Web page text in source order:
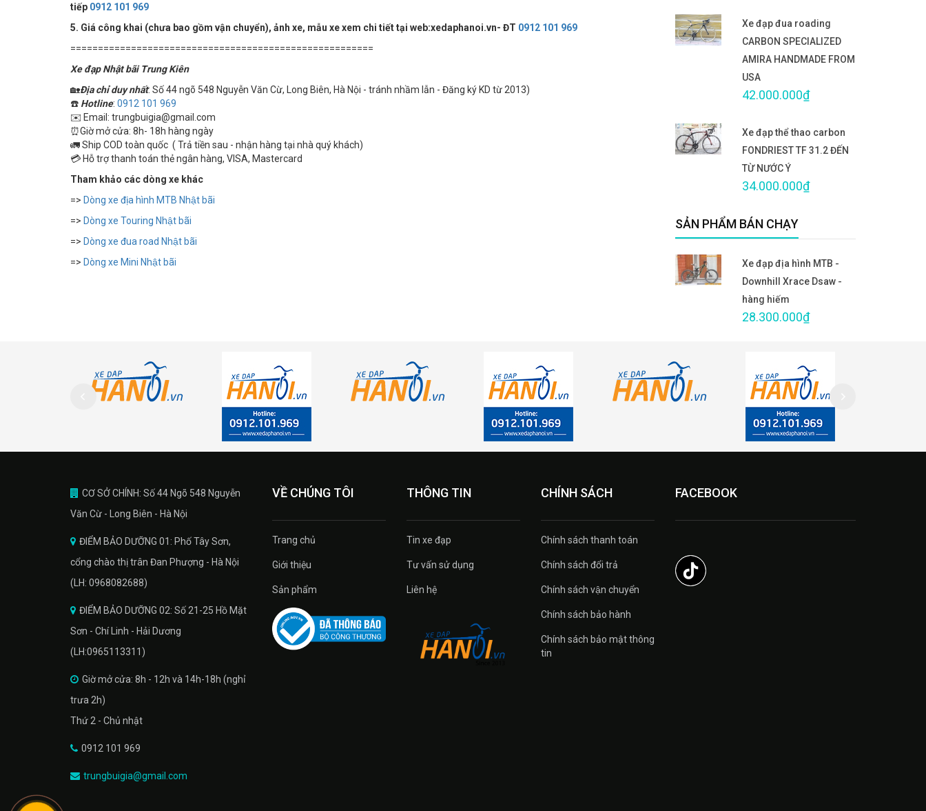
tiếp 0912 101 969
5. Giá công khai (chưa bao gồm vận chuyển), ảnh xe, mẫu xe xem chi tiết tại web:xedaphanoi.vn- ĐT 0912 101 969
=======================================================
Xe đạp Nhật bãi Trung Kiên
🏡Địa chỉ duy nhất: Số 44 ngõ 548 Nguyễn Văn Cừ, Long Biên, Hà Nội - tránh nhầm lẫn - Đăng ký KD từ 2013)
☎️ Hotline: 0912 101 969
✉️ Email: trungbuigia@gmail.com
⏰Giờ mở cửa: 8h- 18h hàng ngày
🚛 Ship COD toàn quốc ( Trả tiền sau - nhận hàng tại nhà quý khách)
💳 Hỗ trợ thanh toán thẻ ngân hàng, VISA, Mastercard
Tham khảo các dòng xe khác
=> Dòng xe địa hình MTB Nhật bãi
=> Dòng xe Touring Nhật bãi
=> Dòng xe đua road Nhật bãi
=> Dòng xe Mini Nhật bãi
Xe đạp đua roading
CARBON SPECIALIZED
AMIRA HANDMADE FROM
USA
42.000.000₫
Xe đạp thể thao carbon
FONDRIEST TF 31.2 ĐẾN
TỪ NƯỚC Ý
34.000.000₫
SẢN PHẨM BÁN CHẠY
Xe đạp địa hình MTB -
Downhill Xrace Dsaw -
hàng hiếm
28.300.000₫
CƠ SỞ CHÍNH: Số 44 Ngõ 548 Nguyễn
Văn Cừ - Long Biên - Hà Nội
ĐIỂM BẢO DƯỠNG 01: Phố Tây Sơn,
cổng chào thị trân Đan Phượng - Hà Nội
(LH: 0968082688)
ĐIỂM BẢO DƯỠNG 02: Số 21-25 Hồ Mặt
Sơn - Chí Linh - Hải Dương
(LH:0965113311)
Giờ mở cửa: 8h - 12h và 14h-18h (nghỉ
trưa 2h)
Thứ 2 - Chủ nhật
0912 101 969
trungbuigia@gmail.com
VỀ CHÚNG TÔI
Trang chủ
Giới thiệu
Sản phẩm
THÔNG TIN
Tin xe đạp
Tư vấn sử dụng
Liên hệ
CHÍNH SÁCH
Chính sách thanh toán
Chính sách đổi trả
Chính sách vận chuyển
Chính sách bảo hành
Chính sách bảo mật thông
tin
FACEBOOK